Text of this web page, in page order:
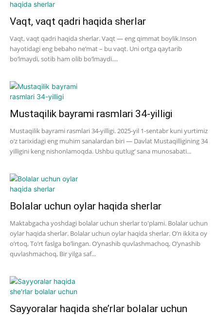
Vaqt, vaqt qadri haqida sherlar
Vaqt, vaqt qadri haqida sherlar. Vaqt — eng qimmat boylik.Inson
hayotidagi eng bebaho ne’mat – bu vaqt. Uni ortga qaytarib
bo‘lmaydi, sotib ham olib bo‘lmaydi....
Mustaqilik bayrami rasmlari 34-yilligi
Mustaqilik bayrami rasmlari 34-yilligi. 2025-yil 1-sentabr kuni yurtimiz
o‘z tarixidagi eng muhim sanalardan biri — Davlat Mustaqilligining 34
yilligini keng nishonlamoqda. Ushbu qutlug‘ sana munosabati...
Bolalar uchun oylar haqida sherlar
Maktabgacha yoshdagi bolalar uchun sherlar to'plami. Bolalar uchun
oylar haqida sherlar. Bolalar uchun oylar haqida sherlar. O’n ikkita oy
o’rtoq, To’rt faslga bo’lingan. O’ynashib quvlashmachoq, O’ynashib
quvlashmachoq, Bir yilga saf...
Sayyoralar haqida she’rlar bolalar uchun